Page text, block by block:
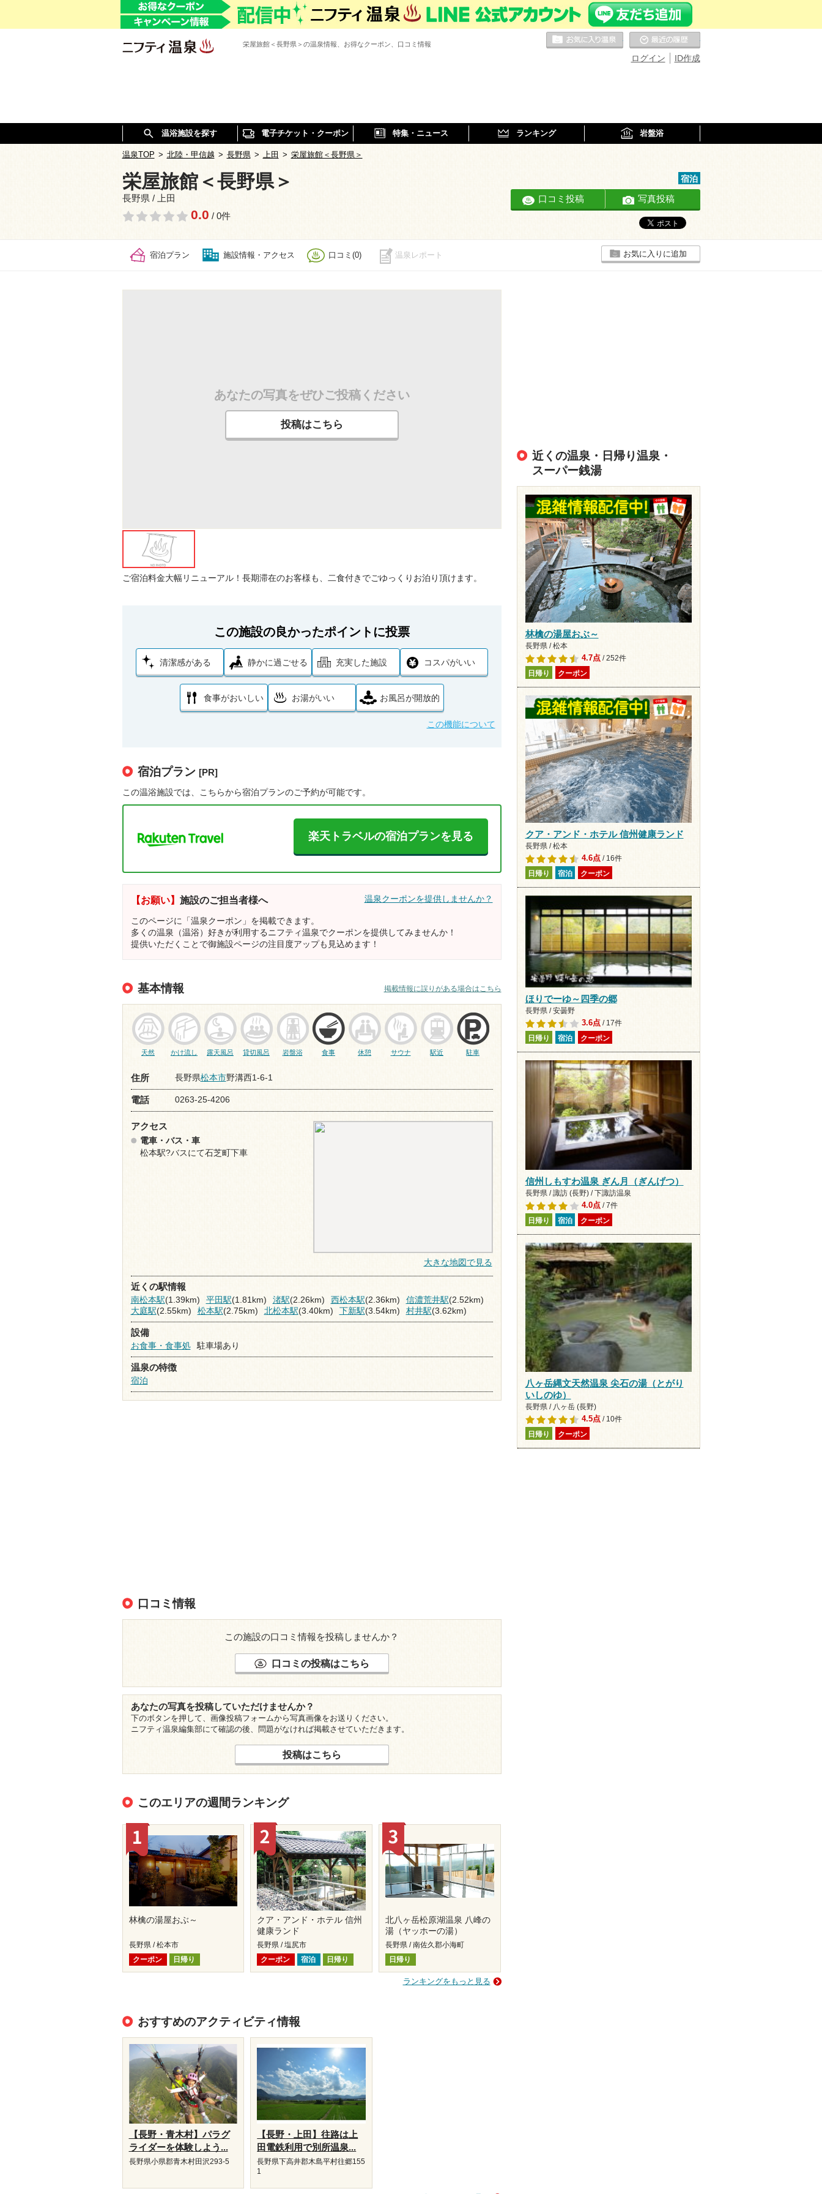
栄屋旅館＜長野県＞の温泉情報、お得なクーポン、口コミ情報
ID作成
ログイン
お気に入りの温泉
温浴施設を探す 電子チケット・クーポン 特集・ニュース ランキング 岩盤浴
温泉TOP > 北陸・甲信越 > 長野県 > 上田 > 栄屋旅館＜長野県＞
栄屋旅館＜長野県＞
長野県 / 上田
0.0 / 0件
宿泊
口コミ投稿 写真投稿
宿泊プラン 施設情報・アクセス 口コミ(0) 温泉レポート お気に入りに追加
あなたの写真をぜひご投稿ください
投稿はこちら
ご宿泊料金大幅リニューアル！長期滞在のお客様も、二食付きでごゆっくりお泊り頂けます。
この施設の良かったポイントに投票
清潔感がある 静かに過ごせる 充実した施設 コスパがいい
食事がおいしい お湯がいい お風呂が開放的
この機能について
宿泊プラン [PR]
この温浴施設では、こちらから宿泊プランのご予約が可能です。
楽天トラベルの宿泊プランを見る
【お願い】 施設のご担当者様へ 温泉クーポンを提供しませんか？
このページに「温泉クーポン」を掲載できます。
多くの温泉（温浴）好きが利用するニフティ温泉でクーポンを提供してみませんか！
提供いただくことで御施設ページの注目度アップも見込めます！
基本情報 掲載情報に誤りがある場合はこちら
天然 かけ流し 露天風呂 貸切風呂 岩盤浴 食事 休憩 サウナ 駅近 駐車
住所 長野県松本市野溝西1-6-1
電話 0263-25-4206
アクセス
電車・バス・車
松本駅?バスにて石芝町下車
大きな地図で見る
近くの駅情報
南松本駅(1.39km) 平田駅(1.81km) 渚駅(2.26km) 西松本駅(2.36km) 信濃荒井駅(2.52km)
大庭駅(2.55km) 松本駅(2.75km) 北松本駅(3.40km) 下新駅(3.54km) 村井駅(3.62km)
設備
お食事・食事処
駐車場あり
温泉の特徴
宿泊
口コミ情報
この施設の口コミ情報を投稿しませんか？
口コミの投稿はこちら
あなたの写真を投稿していただけませんか？
下のボタンを押して、画像投稿フォームから写真画像をお送りください。
ニフティ温泉編集部にて確認の後、問題がなければ掲載させていただきます。
投稿はこちら
このエリアの週間ランキング
林檎の湯屋おぶ～
長野県 / 松本市
クーポン
日帰り
クア・アンド・ホテル 信州
健康ランド
長野県 / 塩尻市
クーポン
宿泊 日帰り
北八ヶ岳松原湖温泉 八峰の
湯（ヤッホーの湯）
長野県 / 南佐久郡小海町
日帰り
ランキングをもっと見る
おすすめのアクティビティ情報
【長野・青木村】パラグ
ライダーを体験しよう...
長野県小県郡青木村田沢293-5
【長野・上田】往路は上
田電鉄利用で別所温泉...
長野県下高井郡木島平村往郷155
1
近くの温泉・日帰り温泉・
スーパー銭湯
林檎の湯屋おぶ～
長野県 / 松本
4.7点/ 252件
日帰り クーポン
クア・アンド・ホテル 信州健康ランド
長野県 / 松本
4.6点/ 16件
日帰り 宿泊 クーポン
ほりでーゆ～四季の郷
長野県 / 安曇野
3.6点/ 17件
日帰り 宿泊 クーポン
信州しもすわ温泉 ぎん月（ぎんげつ）
長野県 / 諏訪 (長野) / 下諏訪温泉
4.0点/ 7件
日帰り 宿泊 クーポン
八ヶ岳縄文天然温泉 尖石の湯（とがり
いしのゆ）
長野県 / 八ヶ岳 (長野)
4.5点/ 10件
日帰り クーポン